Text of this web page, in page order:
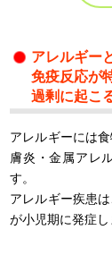
アレルギー
免疫反応が
過剰に起こ
アレルギーには
膚炎・金属アレ
す。
アレルギー疾患
が小児期に発症し